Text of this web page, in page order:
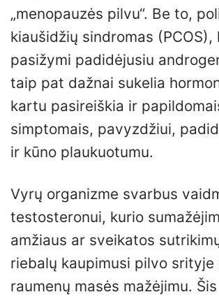
„menopauzės pilvu“. Be to,
kiaušidžių sindromas (PCOS),
pasižymi padidėjusiu
taip pat dažnai sukelia
kartu pasireiškia ir
simptomais, pavyzdžiui,
ir kūno plaukuotumu.
Vyrų organizme svarbus
testosteronui, kurio
amžiaus ar sveikatos
riebalų kaupimusi pilvo srityje
raumenų masės mažėjimu. Šis